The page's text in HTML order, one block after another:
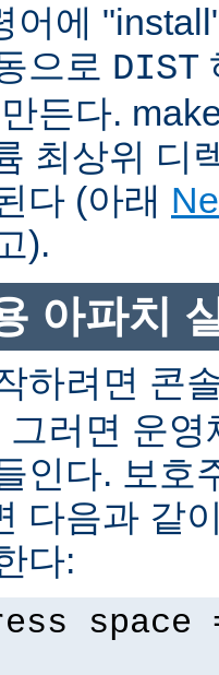
어에
으로 DIST
든다.
최상위 디
다 (아래
).
아파치
하려면 콘
그러면 운
인다. 보호
다음과 같
다:
space